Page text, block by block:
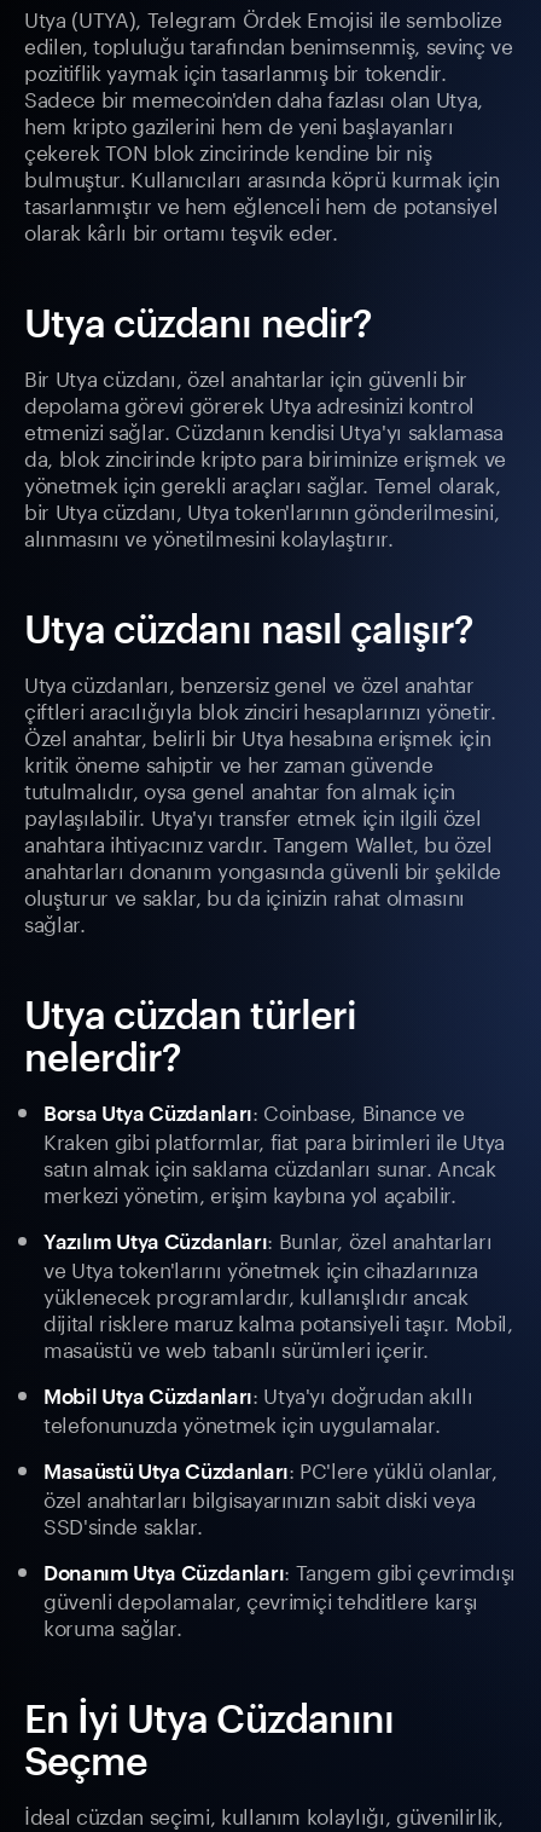
Utya (UTYA), Telegram Ördek Emojisi ile sembolize
edilen, topluluğu tarafından benimsenmiş, sevinç ve
pozitiflik yaymak için tasarlanmış bir tokendir.
Sadece bir memecoin'den daha fazlası olan Utya,
hem kripto gazilerini hem de yeni başlayanları
çekerek TON blok zincirinde kendine bir niş
bulmuştur. Kullanıcıları arasında köprü kurmak için
tasarlanmıştır ve hem eğlenceli hem de potansiyel
olarak kârlı bir ortamı teşvik eder.
Utya cüzdanı nedir?
Bir Utya cüzdanı, özel anahtarlar için güvenli bir
depolama görevi görerek Utya adresinizi kontrol
etmenizi sağlar. Cüzdanın kendisi Utya'yı saklamasa
da, blok zincirinde kripto para biriminize erişmek ve
yönetmek için gerekli araçları sağlar. Temel olarak,
bir Utya cüzdanı, Utya token'larının gönderilmesini,
alınmasını ve yönetilmesini kolaylaştırır.
Utya cüzdanı nasıl çalışır?
Utya cüzdanları, benzersiz genel ve özel anahtar
çiftleri aracılığıyla blok zinciri hesaplarınızı yönetir.
Özel anahtar, belirli bir Utya hesabına erişmek için
kritik öneme sahiptir ve her zaman güvende
tutulmalıdır, oysa genel anahtar fon almak için
paylaşılabilir. Utya'yı transfer etmek için ilgili özel
anahtara ihtiyacınız vardır. Tangem Wallet, bu özel
anahtarları donanım yongasında güvenli bir şekilde
oluşturur ve saklar, bu da içinizin rahat olmasını
sağlar.
Utya cüzdan türleri
nelerdir?
Borsa Utya Cüzdanları: Coinbase, Binance ve
Kraken gibi platformlar, fiat para birimleri ile Utya
satın almak için saklama cüzdanları sunar. Ancak
merkezi yönetim, erişim kaybına yol açabilir.
Yazılım Utya Cüzdanları: Bunlar, özel anahtarları
ve Utya token'larını yönetmek için cihazlarınıza
yüklenecek programlardır, kullanışlıdır ancak
dijital risklere maruz kalma potansiyeli taşır. Mobil,
masaüstü ve web tabanlı sürümleri içerir.
Mobil Utya Cüzdanları: Utya'yı doğrudan akıllı
telefonunuzda yönetmek için uygulamalar.
Masaüstü Utya Cüzdanları: PC'lere yüklü olanlar,
özel anahtarları bilgisayarınızın sabit diski veya
SSD'sinde saklar.
Donanım Utya Cüzdanları: Tangem gibi çevrimdışı
güvenli depolamalar, çevrimiçi tehditlere karşı
koruma sağlar.
En İyi Utya Cüzdanını
Seçme
İdeal cüzdan seçimi, kullanım kolaylığı, güvenilirlik,